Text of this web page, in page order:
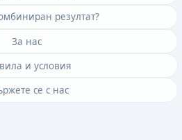
резултат?
За нас
и условия
се с нас